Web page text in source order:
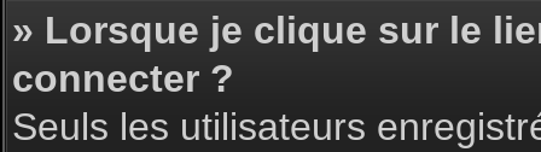
» Lorsque je clique sur le
connecter ?
Seuls les utilisateurs